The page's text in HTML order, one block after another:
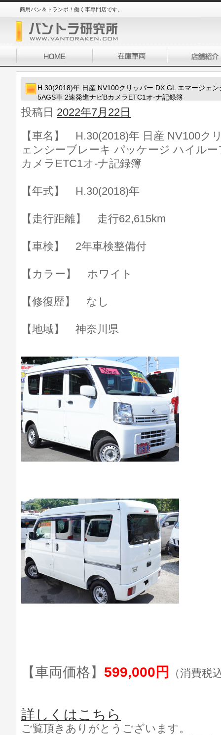
商用バン＆トランポ！働く車専門店です。
H.30(2018)年 日産 NV100クリッパー DX GL エマージェ
5AGS車 2速発進ナビBカメラETC1オ-ナ記録簿
投稿日 2022年7月22日
【車名】 H.30(2018)年 日産 NV100ク
ェンシーブレーキ パッケージ ハイル
カメラETC1オ-ナ記録簿
【年式】 H.30(2018)年
【走行距離】 走行62,615km
【車検】 2年車検整備付
【カラー】 ホワイト
【修復歴】 なし
【地域】 神奈川県
【車両価格】 599,000円 （消費税
詳しくはこちら
ご覧頂きありがとうございます。